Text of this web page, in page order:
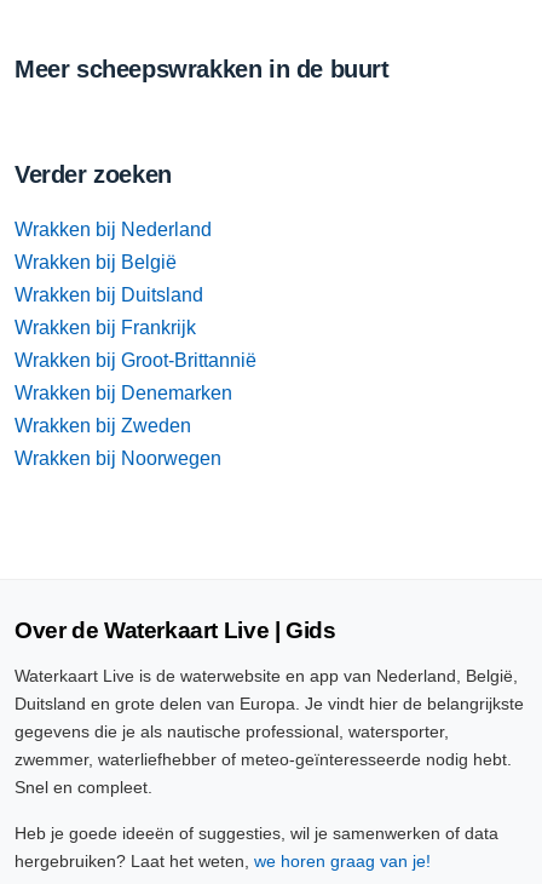
Meer scheepswrakken in de buurt
Verder zoeken
Wrakken bij Nederland
Wrakken bij België
Wrakken bij Duitsland
Wrakken bij Frankrijk
Wrakken bij Groot-Brittannië
Wrakken bij Denemarken
Wrakken bij Zweden
Wrakken bij Noorwegen
Over de Waterkaart Live | Gids
Waterkaart Live is de waterwebsite en app van Nederland, België,
Duitsland en grote delen van Europa. Je vindt hier de belangrijkste
gegevens die je als nautische professional, watersporter,
zwemmer, waterliefhebber of meteo-geïnteresseerde nodig hebt.
Snel en compleet.
Heb je goede ideeën of suggesties, wil je samenwerken of data
hergebruiken? Laat het weten, we horen graag van je!